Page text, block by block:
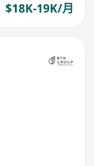
$18K-19K/月